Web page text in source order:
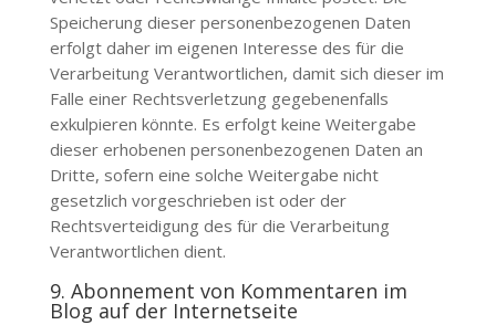
Speicherung dieser personenbezogenen Daten
erfolgt daher im eigenen Interesse des für die
Verarbeitung Verantwortlichen, damit sich dieser im
Falle einer Rechtsverletzung gegebenenfalls
exkulpieren könnte. Es erfolgt keine Weitergabe
dieser erhobenen personenbezogenen Daten an
Dritte, sofern eine solche Weitergabe nicht
gesetzlich vorgeschrieben ist oder der
Rechtsverteidigung des für die Verarbeitung
Verantwortlichen dient.
9. Abonnement von Kommentaren im
Blog auf der Internetseite